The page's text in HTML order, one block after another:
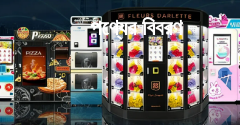
পণ্যের বিবরণ